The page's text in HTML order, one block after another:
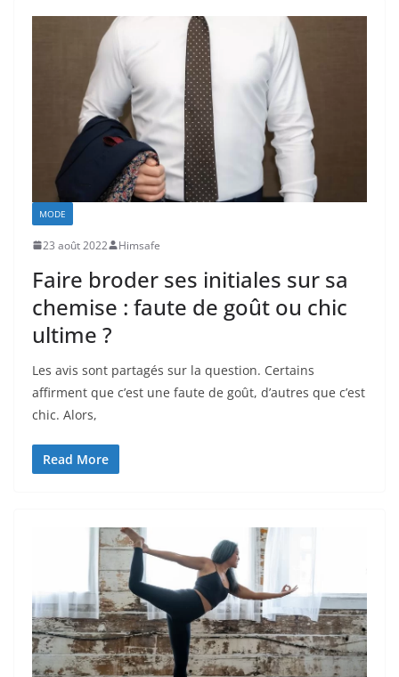
MODE
23 août 2022 Himsafe
Faire broder ses initiales sur sa
chemise : faute de goût ou chic
ultime ?
Les avis sont partagés sur la question. Certains
affirment que c’est une faute de goût, d’autres que c’est
chic. Alors,
Read More